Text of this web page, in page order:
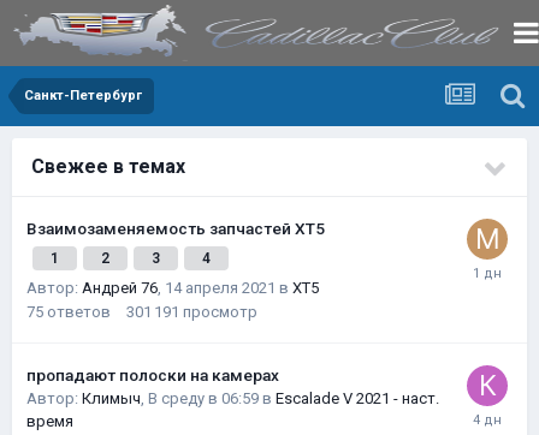
Санкт-Петербург
Свежее в темах
Взаимозаменяемость запчастей XT5
1 2 3 4
Автор: Андрей 76, 14 апреля 2021 в XT5
75 ответов 301 191 просмотр
пропадают полоски на камерах
Автор: Климыч, В среду в 06:59 в Escalade V 2021 - наст.
время